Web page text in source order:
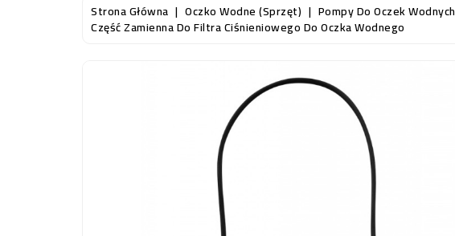
Strona Główna Oczko Wodne (sprzęt) Pompy Do Oczek Wodnych
Część Zamienna Do Filtra Ciśnieniowego Do Oczka Wodnego